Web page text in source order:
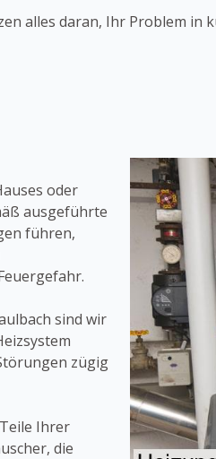
alles daran, Ihr Problem in
oder
ausgeführte
führen,
sind wir
zügig
Ihrer
die